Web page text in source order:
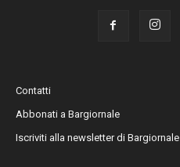
Contatti
Abbonati a Bargiornale
Iscriviti alla newsletter di Bargiornale